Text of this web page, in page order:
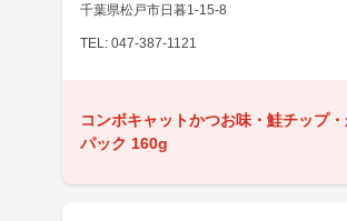
千葉県松戸市日暮1-15-8
TEL: 047-387-1121
コンボキャットかつお味・鮭チップ
パック 160g